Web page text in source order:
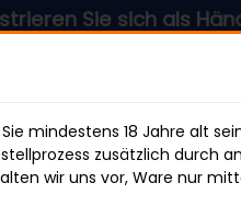
sich als Händler &
mindestens 18 Jahre alt
zusätzlich durch
wir uns vor, Ware nur